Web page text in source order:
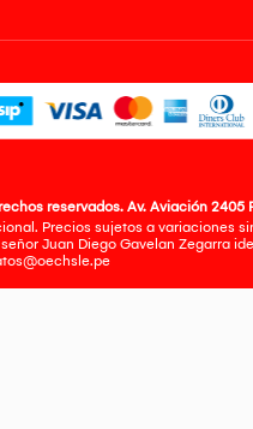
reservados. Av. Aviación 2405
Precios sujetos a variaciones
Juan Diego Gavelan Zegarra